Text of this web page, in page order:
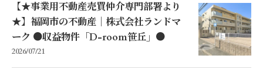
【★事業用不動産売買仲介専門部署より
★】福岡市の不動産｜株式会社ランドマ
ーク ●収益物件「D-room笹丘」●
2026/07/21